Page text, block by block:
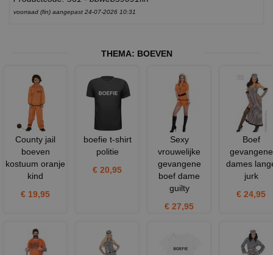
voorraad (fin) aangepast 24-07-2026 10:31
THEMA: BOEVEN
County jail
boeven
kostuum oranje
kind
€ 19,95
boefie t-shirt
politie
€ 20,95
Sexy
vrouwelijke
gevangene
boef dame
guilty
€ 27,95
Boef
gevangene
dames
jurk
€ 24,95